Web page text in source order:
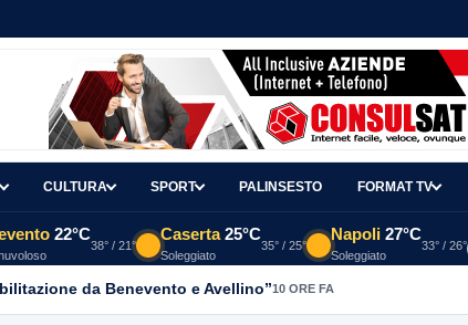
CULTURA SPORT PALINSESTO FORMAT TV
22°C
38° / 21°
Caserta 25°C
Soleggiato
35° / 25°
Napoli 27°C
Soleggiato
33° / 26°
da Benevento e Avellino”10 ORE FA